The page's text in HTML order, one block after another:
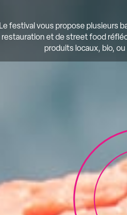
Le festival vous propose plusieurs
restauration et de street food
produits locaux, bio,